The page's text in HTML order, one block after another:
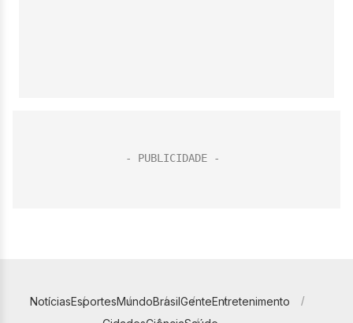
NotíciasEsportesMundoBrasilGenteEntretenimento